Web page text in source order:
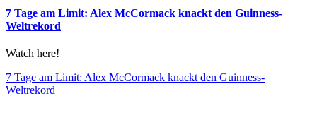
7 Tage am Limit: Alex McCormack knackt den Guinness-
Weltrekord
Watch here!
7 Tage am Limit: Alex McCormack knackt den Guinness-
Weltrekord